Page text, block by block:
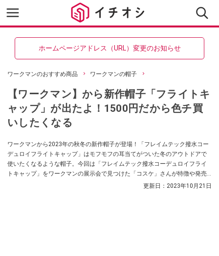
ホームページアドレス（URL）変更のお知らせ
ワークマンのおすすめ商品 ワークマンの帽子
【ワークマン】から新作帽子「フライトキ
ャップ」が出たよ！1500円だから色チ買
いしたくなる
ワークマンから2023年の秋冬の新作帽子が登場！「フレイムテック撥水コー
デュロイフライトキャップ」はモフモフの耳当てがついた冬のアウトドアで
使いたくなるような帽子。今回は「フレイムテック撥水コーデュロイフライ
トキャップ」をワークマンの展示会で見つけた「コスケ」さんが特徴や発売
日などを紹介してくれました。気になる方はぜひ参考にしてみてください
更新日： 2023年10月21日